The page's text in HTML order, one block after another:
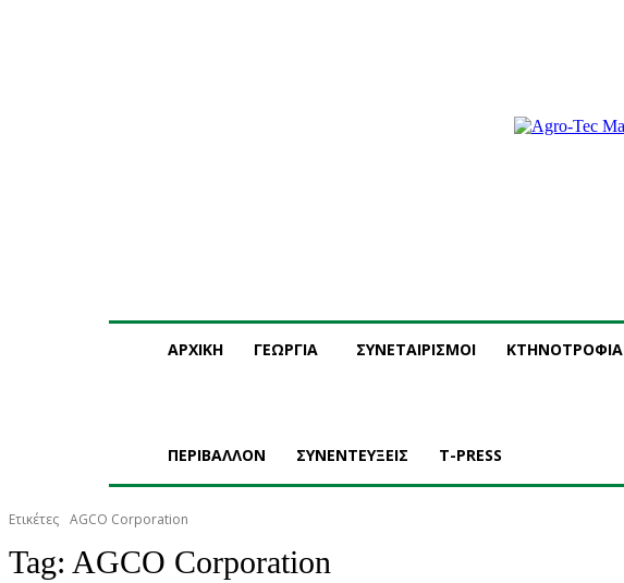
ΑΡΧΙΚΗ ΓΕΩΡΓΙΑ ΣΥΝΕΤΑΙΡΙΣΜΟΙ ΚΤΗΝΟΤΡΟΦΙΑ
ΠΕΡΙΒΑΛΛΟΝ ΣΥΝΕΝΤΕΥΞΕΙΣ T-PRESS
Ετικέτες AGCO Corporation
Tag: AGCO Corporation